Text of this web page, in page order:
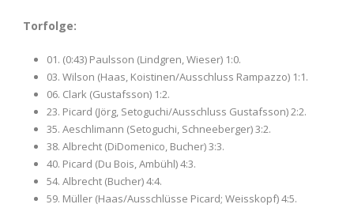
Torfolge:
01. (0:43) Paulsson (Lindgren, Wieser) 1:0.
03. Wilson (Haas, Koistinen/Ausschluss Rampazzo) 1:1.
06. Clark (Gustafsson) 1:2.
23. Picard (Jörg, Setoguchi/Ausschluss Gustafsson) 2:2.
35. Aeschlimann (Setoguchi, Schneeberger) 3:2.
38. Albrecht (DiDomenico, Bucher) 3:3.
40. Picard (Du Bois, Ambühl) 4:3.
54. Albrecht (Bucher) 4:4.
59. Müller (Haas/Ausschlüsse Picard; Weisskopf) 4:5.